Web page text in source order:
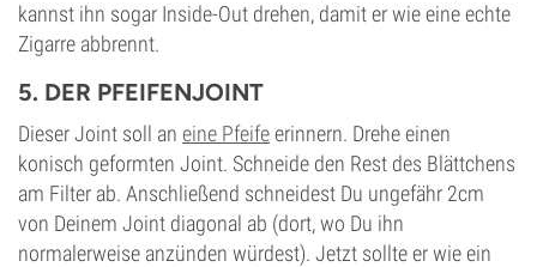
kannst ihn sogar Inside-Out drehen, damit er wie eine echte
Zigarre abbrennt.
5. DER PFEIFENJOINT
Dieser Joint soll an eine Pfeifeerinnern. Drehe einen
konisch geformten Joint. Schneide den Rest des Blättchens
am Filter ab. Anschließend schneidest Du ungefähr 2cm
von Deinem Joint diagonal ab (dort, wo Du ihn
normalerweise anzünden würdest). Jetzt sollte er wie ein